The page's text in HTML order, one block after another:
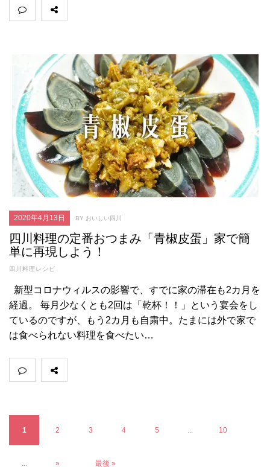
2020年4月13日 BY おいしい四川
四川料理の定番おつまみ「青椒皮蛋」家で簡
単に再現しよう！
四川料理レシピ
新型コロナウィルスの影響で、すでに家の滞在も2カ月を
経過。 毎月少なくとも2回は「乾杯！！」という宴会をし
ているのですが、もう2カ月も自粛中。たまには外で家で
は食べられない料理を食べたい…
1 2 3 4 5 ... 10
... » 最後 »